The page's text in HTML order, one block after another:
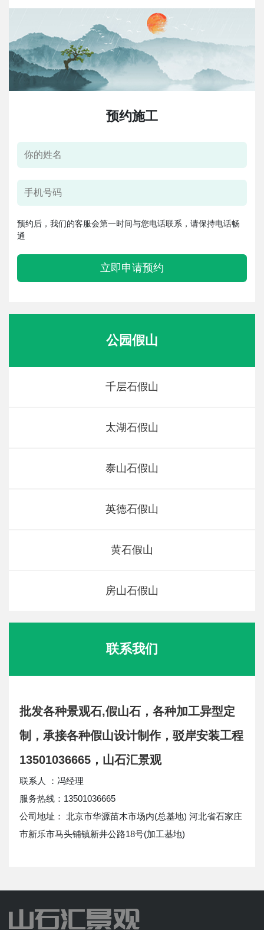
预约施工
预约后，我们的客服会第一时间与您电话联系，请保持电话畅
通
立即申请预约
公园假山
千层石假山
太湖石假山
泰山石假山
英德石假山
黄石假山
房山石假山
联系我们
批发各种景观石,假山石，各种加工异型定
制，承接各种假山设计制作，驳岸安装工程
13501036665，山石汇景观
联系人 ：冯经理
服务热线：13501036665
公司地址： 北京市华源苗木市场内(总基地) 河北省石家庄
市新乐市马头铺镇新井公路18号(加工基地)